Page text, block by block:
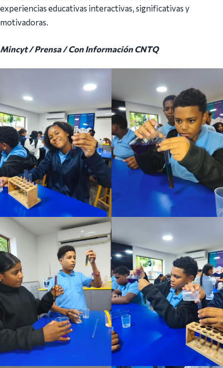
experiencias educativas interactivas, significativas y
motivadoras.
Mincyt / Prensa / Con Información CNTQ